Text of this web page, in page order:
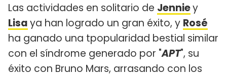
Las actividades en solitario de Jenniey
Lisaya han logrado un gran éxito, y Rosé
ha ganado una tpopularidad bestial similar
con el síndrome generado por "APT", su
éxito con Bruno Mars, arrasando con los